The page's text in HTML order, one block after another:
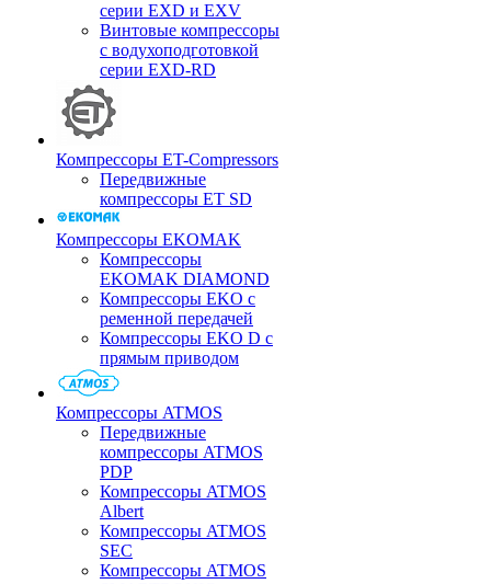
серии EXD и EXV
Винтовые компрессоры
с водухоподготовкой
серии EXD-RD
Компрессоры ET-Compressors
Передвижные
компрессоры ET SD
Компрессоры EKOMAK
Компрессоры
EKOMAK DIAMOND
Компрессоры EKO c
ременной передачей
Компрессоры EKO D с
прямым приводом
Компрессоры ATMOS
Передвижные
компрессоры ATMOS
PDP
Компрессоры ATMOS
Albert
Компрессоры ATMOS
SEC
Компрессоры ATMOS